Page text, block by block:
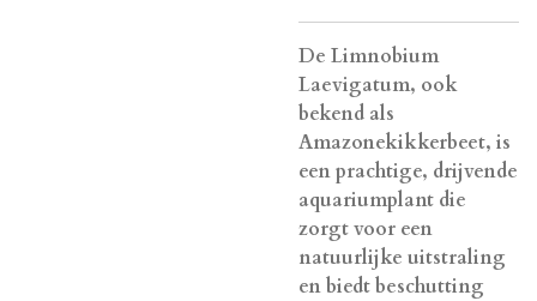
De Limnobium
Laevigatum, ook
bekend als
Amazonekikkerbeet, is
een prachtige, drijvende
aquariumplant die
zorgt voor een
natuurlijke uitstraling
en biedt beschutting